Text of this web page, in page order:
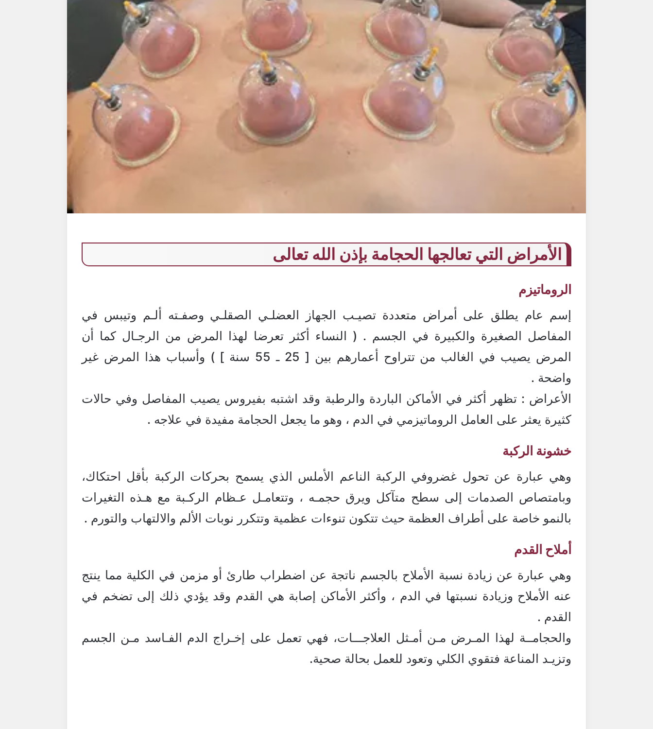
الأمراض التي تعالجها الحجامة بإذن الله تعالى
الروماتيزم
إسم عام يطلق على أمراض متعددة تصيـب الجهاز العضلـي الصقلـي وصفـته ألـم وتيبس في
المفاصل الصغيرة والكبيرة في الجسم . ( النساء أكثر تعرضا لهذا المرض من الرجـال كما أن
المرض يصيب في الغالب من تتراوح أعمارهم بين [ 25 ـ 55 سنة ] ) وأسباب هذا المرض غير
واضحة .
الأعراض : تظهر أكثر في الأماكن الباردة والرطبة وقد اشتبه بفيروس يصيب المفاصل وفي حالات
كثيرة يعثر على العامل الروماتيزمي في الدم ، وهو ما يجعل الحجامة مفيدة في علاجه .
خشونة الركبة
وهي عبارة عن تحول غضروفي الركبة الناعم الأملس الذي يسمح بحركات الركبة بأقل احتكاك،
وبامتصاص الصدمات إلى سطح متآكل ويرق حجمـه ، وتتعامـل عـظام الركـبة مع هـذه التغيرات
بالنمو خاصة على أطراف العظمة حيث تتكون تنوءات عظمية وتتكرر نوبات الألم والالتهاب والتورم .
أملاح القدم
وهي عبارة عن زيادة نسبة الأملاح بالجسم ناتجة عن اضطراب طارئ أو مزمن في الكلية مما ينتج
عنه الأملاح وزيادة نسبتها في الدم ، وأكثر الأماكن إصابة هي القدم وقد يؤدي ذلك إلى تضخم في
القدم .
والحجامــة لهذا المـرض مـن أمـثل العلاجـــات، فهي تعمل على إخـراج الدم الفـاسد مـن الجسم
وتزيـد المناعة فتقوي الكلي وتعود للعمل بحالة صحية.